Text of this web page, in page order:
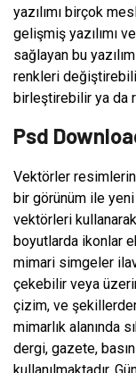
yazılımı birçok
gelişmiş yazılımı
sağlayan bu
renkleri
birleştirebilir ya da
Psd
Vektörler
bir görünüm ile
vektörleri
boyutlarda ikonlar
mimari simgeler
çekebilir veya
çizim, ve
mimarlık alanında
dergi, gazete,